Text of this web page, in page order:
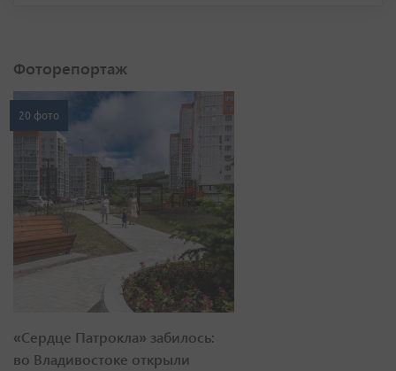
Фоторепортаж
20 фото
«Сердце Патрокла» забилось:
во Владивостоке открыли